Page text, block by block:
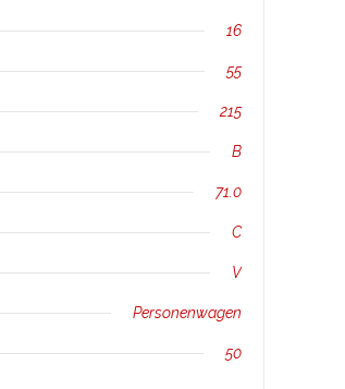
16
55
215
B
71.0
C
V
Personenwagen
50